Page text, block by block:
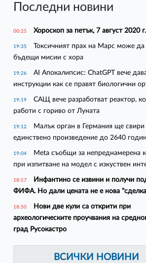
Последни новини
00:25 Хороскоп за петък, 7 август 2020 г.
19:35
Токсичният прах на Марс може да
бъдещи мисии с хора
19:26
AI Апокалипсис: ChatGPT вече
инструкции как се правят биологични
19:19
САЩ вече разработват реактор,
работи с гориво от Луната
19:12
Малък орган в Германия ще
единствено произведение до 2640
19:04
Meta съобщи за непреднамерена
при изпитване на модел с изкуствен
18:57
Инфантино се извини и получи
ФИФА. Но дали цената не е нова "сделка
18:50
Нови две кули са открити при
археологическите проучвания на
град Русокастро
ВСИЧКИ НОВИНИ